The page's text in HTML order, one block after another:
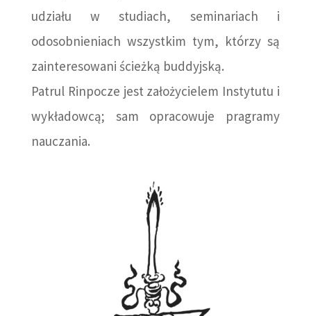
udziału w studiach, seminariach i
odosobnieniach wszystkim tym, którzy są
zainteresowani ścieżką buddyjską.
Patrul Rinpocze jest założycielem Instytutu i
wykładowcą; sam opracowuje pragramy
nauczania.